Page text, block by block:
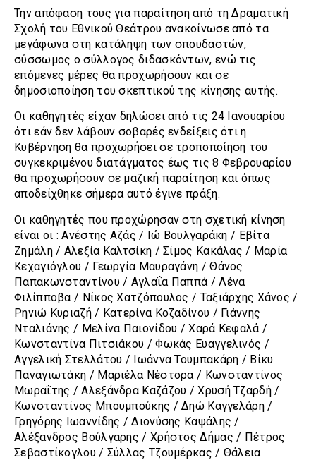
Την απόφαση τους για παραίτηση από τη Δραματική
Σχολή του Εθνικού Θεάτρου ανακοίνωσε από τα
μεγάφωνα στη κατάληψη των σπουδαστών,
σύσσωμος ο σύλλογος διδασκόντων, ενώ τις
επόμενες μέρες θα προχωρήσουν και σε
δημοσιοποίηση του σκεπτικού της κίνησης αυτής.
Οι καθηγητές είχαν δηλώσει από τις 24 Ιανουαρίου
ότι εάν δεν λάβουν σοβαρές ενδείξεις ότι η
Κυβέρνηση θα προχωρήσει σε τροποποίηση του
συγκεκριμένου διατάγματος έως τις 8 Φεβρουαρίου
θα προχωρήσουν σε μαζική παραίτηση και όπως
αποδείχθηκε σήμερα αυτό έγινε πράξη.
Οι καθηγητές που προχώρησαν στη σχετική κίνηση
είναι οι : Ανέστης Αζάς / Ιώ Βουλγαράκη / Εβίτα
Ζημάλη / Αλεξία Καλτσίκη / Σίμος Κακάλας / Μαρία
Κεχαγιόγλου / Γεωργία Μαυραγάνη / Θάνος
Παπακωνσταντίνου / Αγλαΐα Παππά / Λένα
Φιλίπποβα / Νίκος Χατζόπουλος / Ταξιάρχης Χάνος /
Ρηνιώ Κυριαζή / Κατερίνα Κοζαδίνου / Γιάννης
Νταλιάνης / Μελίνα Παιονίδου / Χαρά Κεφαλά /
Κωνσταντίνα Πιτσιάκου / Φωκάς Ευαγγελινός /
Αγγελική Στελλάτου / Ιωάννα Τουμπακάρη / Βίκυ
Παναγιωτάκη / Mαριέλα Νέστορα / Κωνσταντίνος
Μωραΐτης / Αλεξάνδρα Καζάζου / Χρυσή Τζαρδή /
Κωνσταντίνος Μπουμπούκης / Δηώ Καγγελάρη /
Γρηγόρης Ιωαννίδης / Διονύσης Καψάλης /
Αλέξανδρος Βούλγαρης / Χρήστος Δήμας / Πέτρος
Σεβαστίκογλου / Σύλλας Τζουμέρκας / Θάλεια